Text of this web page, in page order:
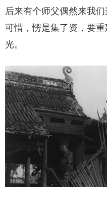
后来有个师父偶然来我
可惜，愣是集了资，要
光。